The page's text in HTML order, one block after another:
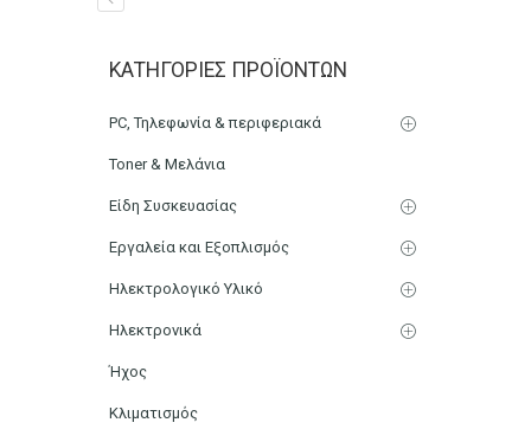
Βαζάκι 110ml Γυάλινο
ΚΑΤΗΓΟΡΊΕΣ ΠΡΟΪΌΝΤΩΝ
PC, Τηλεφωνία & περιφεριακά
Toner & Μελάνια
Είδη Συσκευασίας
Εργαλεία και Εξοπλισμός
Ηλεκτρολογικό Υλικό
Ηλεκτρονικά
Ήχος
Κλιματισμός